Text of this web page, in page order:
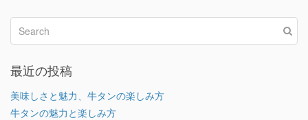
最近の投稿
美味しさと魅力、牛タンの楽しみ方
牛タンの魅力と楽しみ方